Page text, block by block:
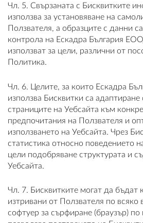
Чл. 5. Свързаната с Бисквитките
използва за установяване на
Ползвателя, а образците с данни
контрола на Ескадра България
използват за цели, различни от
Политика.
Чл. 6. Целите, за които Ескадра
използва Бисквитки са
страниците на Уебсайта към
предпочитания на Ползвателя и
използването на Уебсайта. Чрез
статистика относно поведението
цели подобряване структурата и
Уебсайта.
Чл. 7. Бисквитките могат да бъдат
изтривани от Ползвателя по
софтуер за сърфиране (браузър)